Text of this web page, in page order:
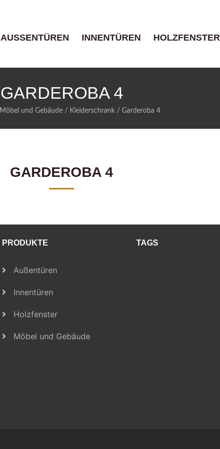
AUSSENTÜREN INNENTÜREN HOLZFENSTER
GARDEROBA 4
Möbel und Gebäude/ Kleiderschrank/ Garderoba 4
GARDEROBA 4
PRODUKTE
Außentüren
Innentüren
Holzfenster
Möbel und Gebäude
TAGS